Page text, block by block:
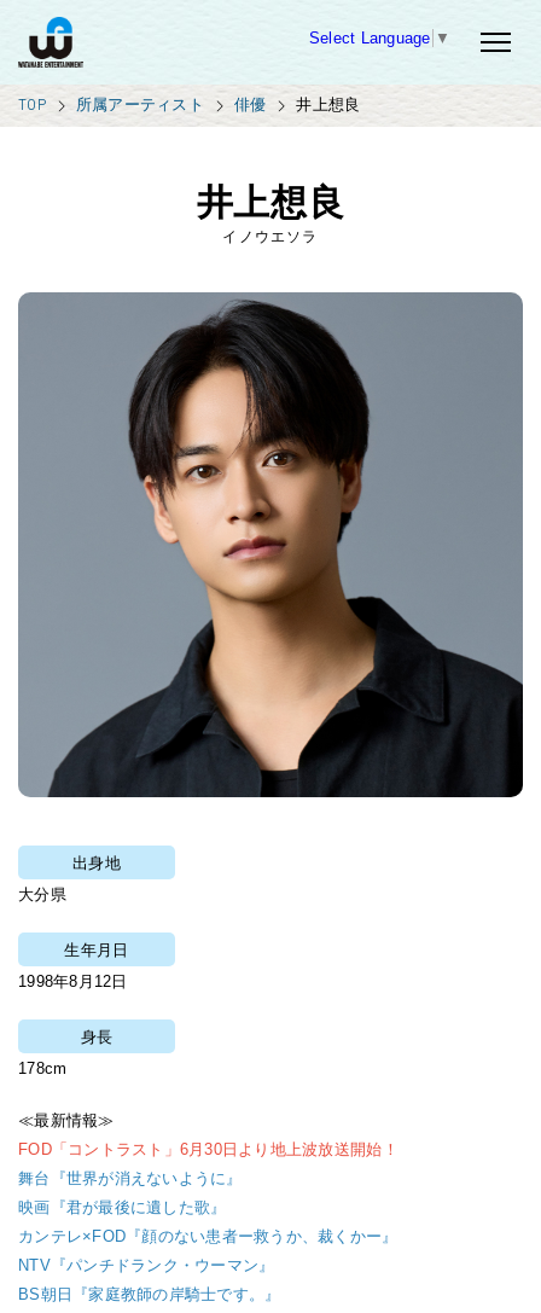
Select Language ▼
TOP 所属アーティスト 俳優 井上想良
井上想良
イノウエソラ
出身地
大分県
生年月日
1998年8月12日
身長
178cm
≪最新情報≫
FOD「コントラスト」6月30日より地上波放送開始！
舞台『世界が消えないように』
映画『君が最後に遺した歌』
カンテレ×FOD『顔のない患者ー救うか、裁くかー』
NTV『パンチドランク・ウーマン』
BS朝日『家庭教師の岸騎士です。』